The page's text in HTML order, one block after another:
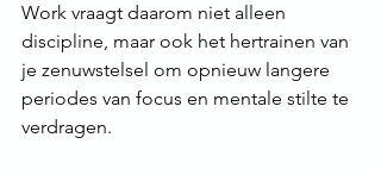
Work vraagt daarom niet alleen
discipline, maar ook het hertrainen van
je zenuwstelsel om opnieuw langere
periodes van focus en mentale stilte te
verdragen.